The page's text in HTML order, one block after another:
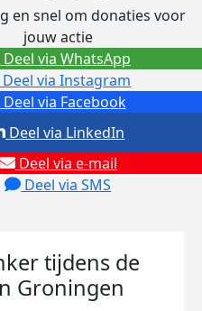
en snel om donaties voor
jouw actie
Deel via Facebook
Deel via Instagram
Deel via e-mail
Deel via SMS
Deel via LinkedIn
Deel via WhatsApp
tijdens de
Groningen